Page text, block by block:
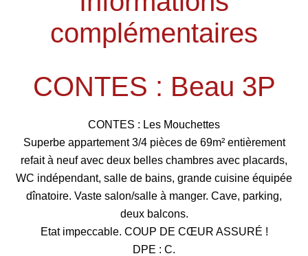
complémentaires
CONTES : Beau 3P
CONTES : Les Mouchettes
Superbe appartement 3/4 pièces de 69m² entièrement
refait à neuf avec deux belles chambres avec placards,
WC indépendant, salle de bains, grande cuisine équipée
dînatoire. Vaste salon/salle à manger. Cave, parking,
deux balcons.
Etat impeccable. COUP DE CŒUR ASSURÉ !
DPE : C.